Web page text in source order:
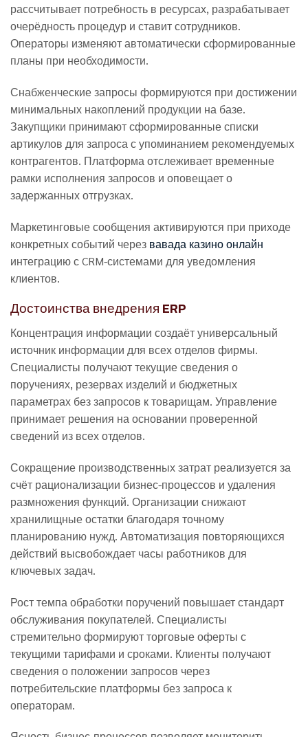
рассчитывает потребность в ресурсах, разрабатывает
очерёдность процедур и ставит сотрудников.
Операторы изменяют автоматически сформированные
планы при необходимости.
Снабженческие запросы формируются при достижении
минимальных накоплений продукции на базе.
Закупщики принимают сформированные списки
артикулов для запроса с упоминанием рекомендуемых
контрагентов. Платформа отслеживает временные
рамки исполнения запросов и оповещает о
задержанных отгрузках.
Маркетинговые сообщения активируются при приходе
конкретных событий через вавада казино онлайн
интеграцию с CRM-системами для уведомления
клиентов.
Достоинства внедрения ERP
Концентрация информации создаёт универсальный
источник информации для всех отделов фирмы.
Специалисты получают текущие сведения о
поручениях, резервах изделий и бюджетных
параметрах без запросов к товарищам. Управление
принимает решения на основании проверенной
сведений из всех отделов.
Сокращение производственных затрат реализуется за
счёт рационализации бизнес-процессов и удаления
размножения функций. Организации снижают
хранилищные остатки благодаря точному
планированию нужд. Автоматизация повторяющихся
действий высвобождает часы работников для
ключевых задач.
Рост темпа обработки поручений повышает стандарт
обслуживания покупателей. Специалисты
стремительно формируют торговые оферты с
текущими тарифами и сроками. Клиенты получают
сведения о положении запросов через
потребительские платформы без запроса к
операторам.